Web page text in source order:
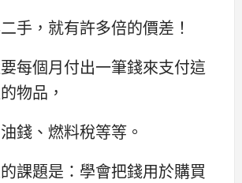
手，就有許多倍的價差！
每個月付出一筆錢來支付這
物品，
錢、燃料稅等等。
課題是：學會把錢用於購買